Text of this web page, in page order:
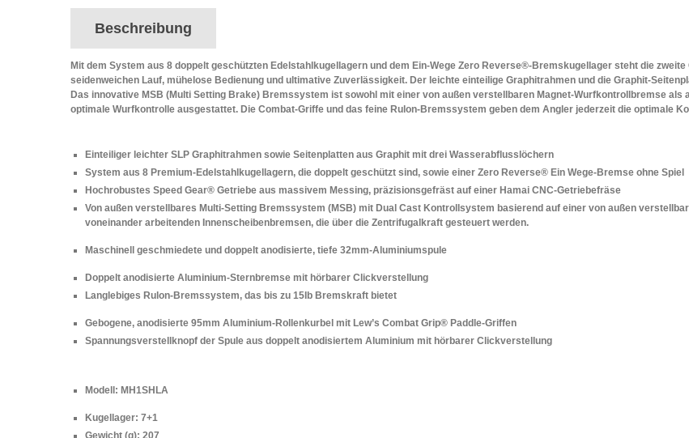
Beschreibung
Mit dem System aus 8 doppelt geschützten Edelstahlkugellagern und dem Ein-Wege Zero Reverse®-Bremskugellager steht die
seidenweichen Lauf, mühelose Bedienung und ultimative Zuverlässigkeit. Der leichte einteilige Graphitrahmen und die Graphit-
Das innovative MSB (Multi Setting Brake) Bremssystem ist sowohl mit einer von außen verstellbaren Magnet-Wurfkontrollbremse
optimale Wurfkontrolle ausgestattet. Die Combat-Griffe und das feine Rulon-Bremssystem geben dem Angler jederzeit die optimale
Einteiliger leichter SLP Graphitrahmen sowie Seitenplatten aus Graphit mit drei Wasserabflusslöchern
System aus 8 Premium-Edelstahlkugellagern, die doppelt geschützt sind, sowie einer Zero Reverse® Ein Wege-Bremse ohne Spiel
Hochrobustes Speed Gear® Getriebe aus massivem Messing, präzisionsgefräst auf einer Hamai CNC-Getriebefräse
Von außen verstellbares Multi-Setting Bremssystem (MSB) mit Dual Cast Kontrollsystem basierend auf einer von außen
voneinander arbeitenden Innenscheibenbremsen, die über die Zentrifugalkraft gesteuert werden.
Maschinell geschmiedete und doppelt anodisierte, tiefe 32mm-Aluminiumspule
Doppelt anodisierte Aluminium-Sternbremse mit hörbarer Clickverstellung
Langlebiges Rulon-Bremssystem, das bis zu 15Ib Bremskraft bietet
Gebogene, anodisierte 95mm Aluminium-Rollenkurbel mit Lew’s Combat Grip® Paddle-Griffen
Spannungsverstellknopf der Spule aus doppelt anodisiertem Aluminium mit hörbarer Clickverstellung
Modell: MH1SHLA
Kugellager: 7+1
Gewicht (g): 207